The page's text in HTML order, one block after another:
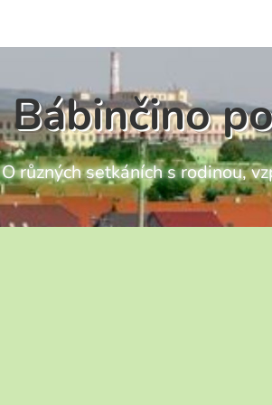
Bábinčino
různých setkáních s rodinou,